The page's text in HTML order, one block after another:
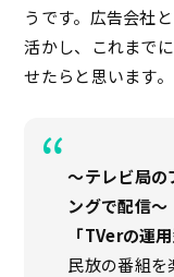
うです。広告会社
活かし、これまで
せたらと思います。
〜テレビ局の
ングで配信〜
「TVerの運
民放の番組